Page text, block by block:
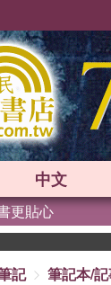
中文
更貼心
記 筆記本/